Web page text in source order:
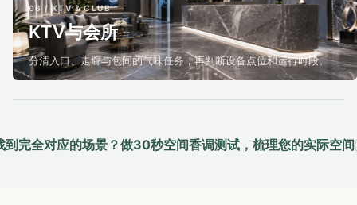
06 / KTV & CLUB
KTV与会所
分清入口、走廊与包间的气味任务，再判断设备点位和运行时段。
到完全对应的场景？做30秒空间香调测试，梳理您的实际空间